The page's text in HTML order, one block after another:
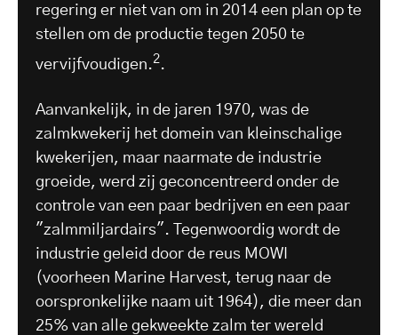
regering er niet van om in 2014 een plan op te
stellen om de productie tegen 2050 te
vervijfvoudigen.2.
Aanvankelijk, in de jaren 1970, was de
zalmkwekerij het domein van kleinschalige
kwekerijen, maar naarmate de industrie
groeide, werd zij geconcentreerd onder de
controle van een paar bedrijven en een paar
"zalmmiljardairs". Tegenwoordig wordt de
industrie geleid door de reus MOWI
(voorheen Marine Harvest, terug naar de
oorspronkelijke naam uit 1964), die meer dan
25% van alle gekweekte zalm ter wereld